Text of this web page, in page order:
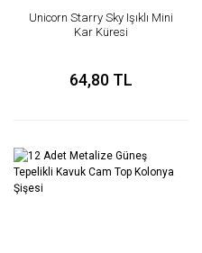
Unicorn Starry Sky Işıklı Mini
Kar Küresi
64,80 TL